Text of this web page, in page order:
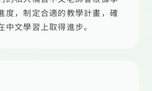
度，制定合適的教學計畫，確
中文學習上取得進步。